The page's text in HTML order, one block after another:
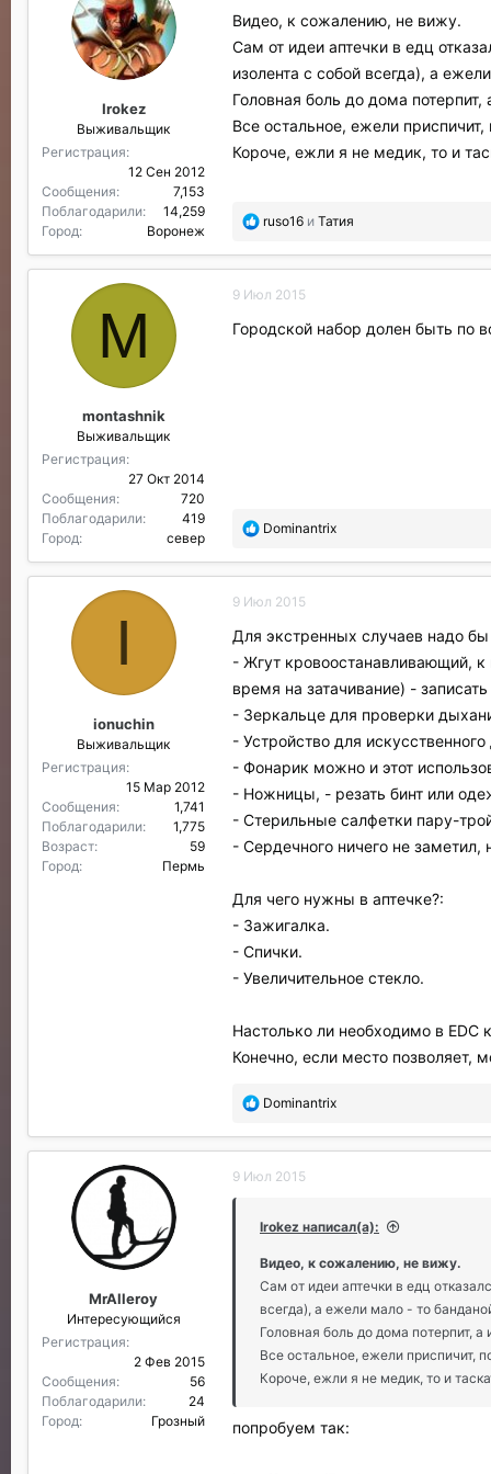
6. Средства для обеззараживания
- или хлорсодержащий препарат
таблетка на 0,5 литра воды, т.е.
таблетки Гидроперита на 0,5
мл. 3% перекиси водорода.
7. Противошоковое/
- или Гидрокортизона
+ шприц 5,0мл..
8. Кровоостанавливающие и
А. Турникет или 1 метр толстого
Б. ППИ (перевязочный пакет
11. Маленький фонарь
13. Свои индивидуальные
14. Пластырь плоский
Краткая инструкция к
Переутомление- принять Кофеин
болезнях сердца), и шоколад.
Ранения:
- при слабом (редкие капли) и
фиксировать подушкой и бинтом из
- при сильном (сильный ручеек)
- осуществить временную
прижатием краев раны) - чтобы
минут. При остановке
- на рану головы накладывается
- рана на туловище (кроме
натяжением. На рану грудной
перечня), если нет ранения
- принять антибиотик по схеме из
Ушибы и растяжения.
повязка на область повреждения.
- вывихи и переломы
- при наличии раны (открытый
- при появлении признаков шока
перечня), дать 4 таблетки
- после выполнения
Черепно-мозговая травма
- при отсутствии сознания -
обезболивающий таблетированный
Irokez
Выживальщик
Регистрация
12 Сен 2012
Сообщения
7,153
Поблагодарили
14,259
Город
Воронеж
Видео, к сожалению, не вижу.
Сам от идеи аптечки в едц
изолента с собой всегда), а
Головная боль до дома
Все остальное, ежели
Короче, ежли я не медик, то и
П
б
а
о
ruso16 и Татия
M
montashnik
Выживальщик
Регистрация
27 Окт 2014
Сообщения
720
Поблагодарили
419
Город
север
9 Июл 2015
Городской набор долен быть по
П
б
а
о
д
а
и
л
и
Dominantrix
I
ionuchin
Выживальщик
Регистрация
15 Мар 2012
Сообщения
1,741
Поблагодарили
1,775
Возраст
59
Город
Пермь
9 Июл 2015
Для экстренных случаев надо бы
- Жгут кровоостанавливающий,
время на затачивание) -
- Зеркальце для проверки
- Устройство для
- Фонарик можно и этот
- Ножницы, - резать бинт или
- Стерильные салфетки пару-
- Сердечного ничего не заметил,
Для чего нужны в аптечке?:
- Зажигалка.
- Спички.
- Увеличительное стекло.
Настолько ли необходимо в EDC
Конечно, если место позволяет,
П
б
а
о
а
р
л
и
:
Dominantrix
MrAlleroy
Интересующийся
Регистрация
2 Фев 2015
Сообщения
56
Поблагодарили
24
Город
Грозный
9 Июл 2015
Irokez написал(а):
Видео, к сожалению, не вижу.
Сам от идеи аптечки в едц
всегда), а ежели мало - то
Головная боль до дома потерпит,
Все остальное, ежели приспичит,
Короче, ежли я не медик, то и
попробуем так: